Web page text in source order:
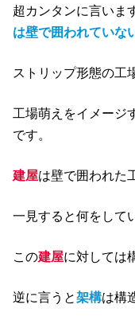
超カンタンに言いま
は壁で囲われていな
ストリップ形態の工
工場萌えをイメージ
です。
建屋は壁で囲われた
一見すると何をして
この建屋に対しては
逆に言うと架構は構